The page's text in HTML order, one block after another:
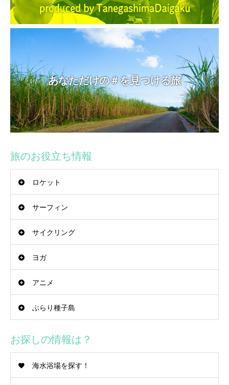
あなただけの＃を見つける旅
旅のお役立ち情報
ロケット
サーフィン
サイクリング
ヨガ
アニメ
ぶらり種子島
お探しの情報は？
海水浴場を探す！